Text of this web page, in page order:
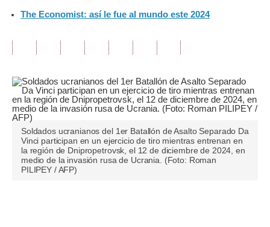
Inmobiliarias
Plus G
Editorial
Pregunta de hoy
Blogs
Tendencias
The Economist: así le fue al mundo este 2024
Soldados ucranianos del 1er Batallón de Asalto Separado Da
Vinci participan en un ejercicio de tiro mientras entrenan en
la región de Dnipropetrovsk, el 12 de diciembre de 2024, en
medio de la invasión rusa de Ucrania. (Foto: Roman
PILIPEY / AFP)